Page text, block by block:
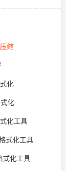
缩
化
化
化工具
式化工具
式化工具